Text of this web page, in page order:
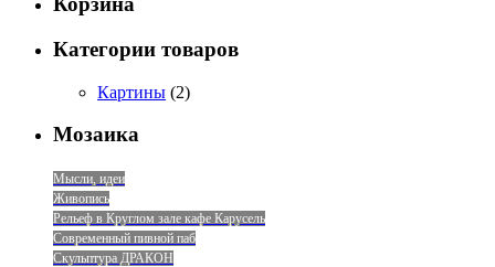
Категории товаров
Картины (2)
Мозаика
Мысли, идеи
Живопись
Рельеф в Круглом зале кафе Карусель
Современный пивной паб
Скульптура ДРАКОН